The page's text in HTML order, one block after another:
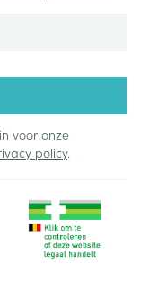
voor onze
policy.